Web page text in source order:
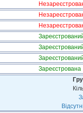
Зареєстрована